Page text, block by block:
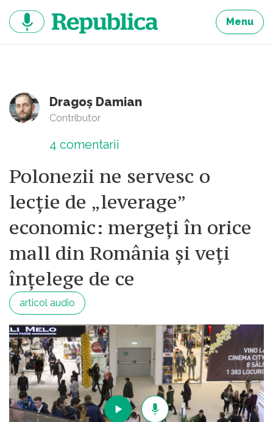
continut
Menu
Dragoș Damian
Contributor
4 comentarii
Polonezii ne servesc o
lecție de „leverage”
economic: mergeți în orice
mall din România și veți
înțelege de ce
articol audio